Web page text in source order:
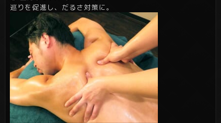
巡りを促進し、だるさ対策に。